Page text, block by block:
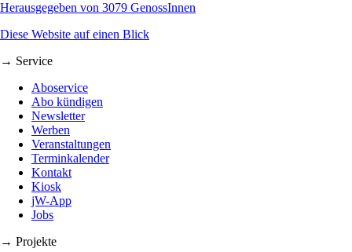
Herausgegeben von 3079 GenossInnen
Diese Website auf einen Blick
→ Service
Aboservice
Abo kündigen
Newsletter
Werben
Veranstaltungen
Terminkalender
Kontakt
Kiosk
jW-App
Jobs
→ Projekte